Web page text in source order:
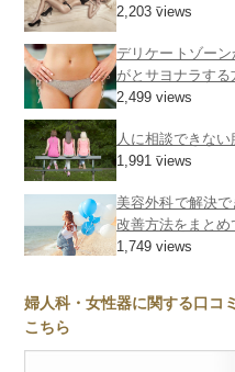
2,203 views
デリケートゾー
がとサヨナラする
2,499 views
人に相談できな
1,991 views
美容外科で解決
改善方法をまとめ
1,749 views
婦人科・女性器に関する口コ
こちら